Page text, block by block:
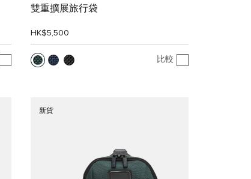
雙重擴展旅行袋
HK$5,500
比較
新貨